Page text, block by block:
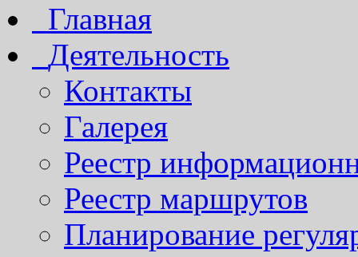
Главная
Деятельность
Контакты
Галерея
Реестр
Реестр маршрутов
Планирование